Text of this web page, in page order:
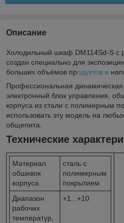
Описание
Холодильный шкаф DM114Sd-S с
создан специально для
больших объёмов продуктов и
Профессиональная динамическая
электронный блок управления,
корпуса из стали с полимерным
использовать эту модель на
общепита.
Технические
Материал
обшивок
корпуса
сталь с
полимерным
покрытием
Диапазон
рабочих
температур,
+1...+10